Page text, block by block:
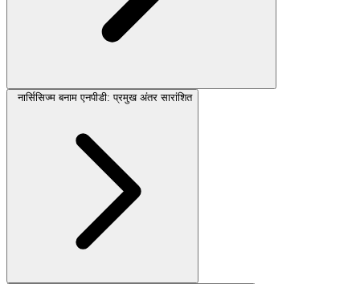
नार्सिसिज्म बनाम एनपीडी: प्रमुख अंतर सारांशित